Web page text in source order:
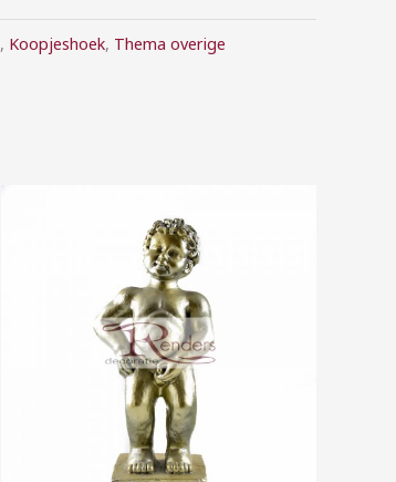
, Koopjeshoek, Thema overige
€5,00
tot
€30,00